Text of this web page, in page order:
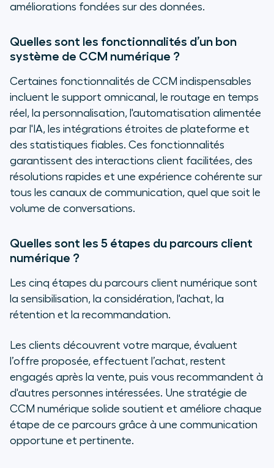
améliorations fondées sur des données.
Quelles sont les fonctionnalités d’un bon
système de CCM numérique ?
Certaines fonctionnalités de CCM indispensables
incluent le support omnicanal, le routage en temps
réel, la personnalisation, l'automatisation alimentée
par l'IA, les intégrations étroites de plateforme et
des statistiques fiables. Ces fonctionnalités
garantissent des interactions client facilitées, des
résolutions rapides et une expérience cohérente sur
tous les canaux de communication, quel que soit le
volume de conversations.
Quelles sont les 5 étapes du parcours client
numérique ?
Les cinq étapes du parcours client numérique sont
la sensibilisation, la considération, l'achat, la
rétention et la recommandation.
Les clients découvrent votre marque, évaluent
l’offre proposée, effectuent l’achat, restent
engagés après la vente, puis vous recommandent à
d'autres personnes intéressées. Une stratégie de
CCM numérique solide soutient et améliore chaque
étape de ce parcours grâce à une communication
opportune et pertinente.